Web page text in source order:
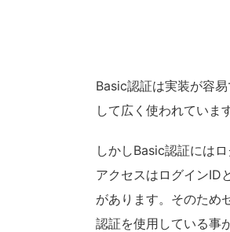
Basic認証は実装が容
して広く使われています
しかしBasic認証には
アクセスはログインID
があります。そのため
認証を使用している事